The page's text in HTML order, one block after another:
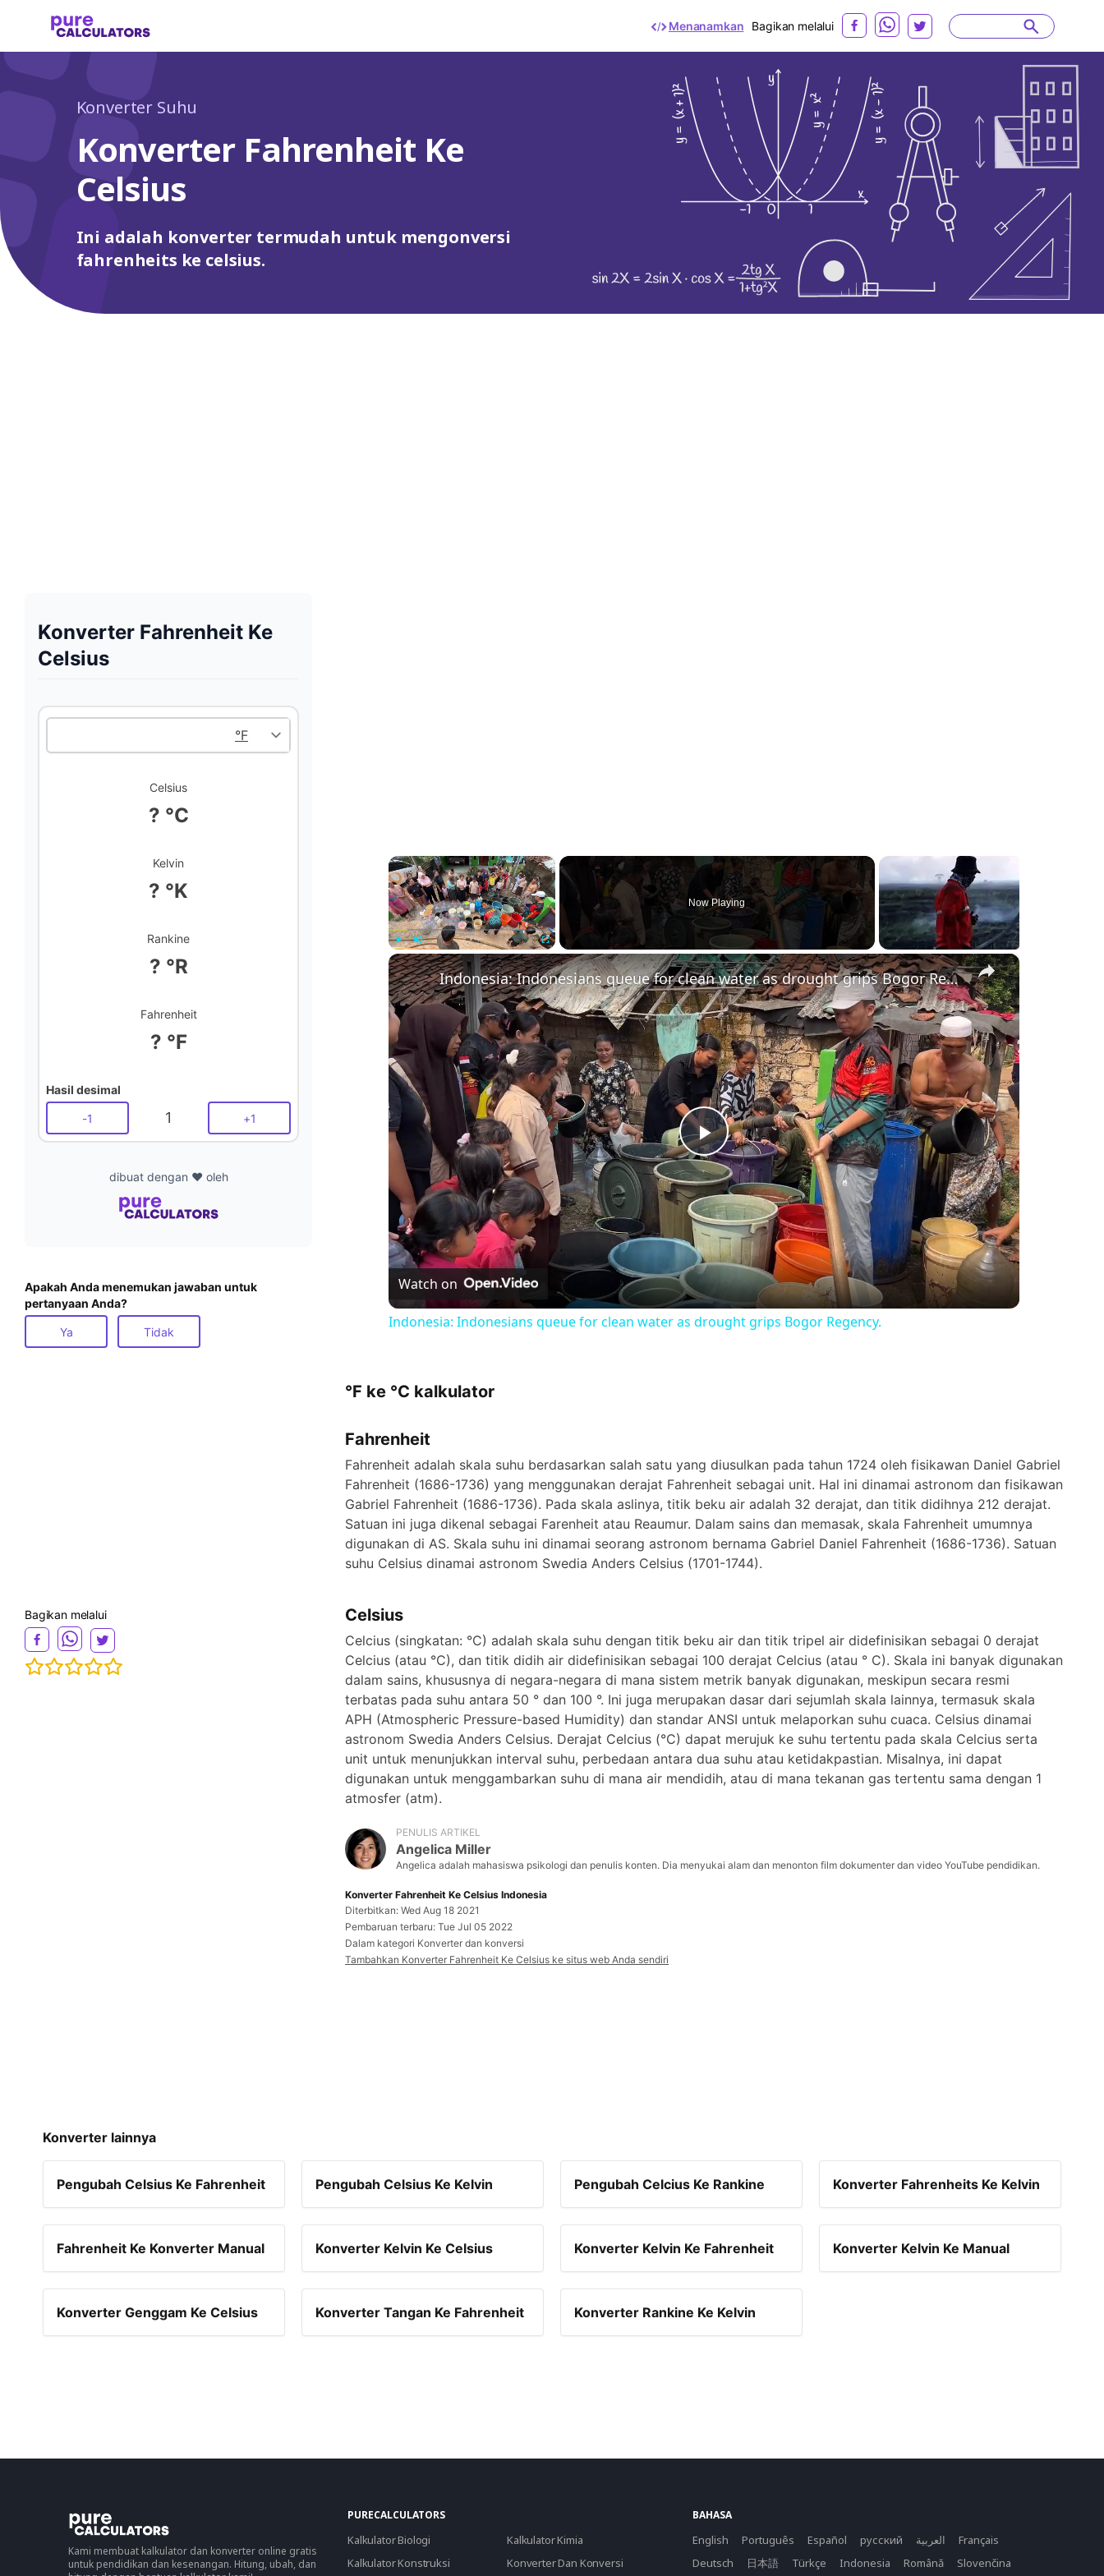
Menanamkan Bagikan melalui
Konverter Suhu
Konverter Fahrenheit Ke
Celsius
Ini adalah konverter termudah untuk mengonversi
fahrenheits ke celsius.
Konverter Fahrenheit Ke
Celsius
Celsius
? °C
Kelvin
? °K
Rankine
? °R
Fahrenheit
? °F
Hasil desimal
-1 1 +1
dibuat dengan ❤️ oleh
Apakah Anda menemukan jawaban untuk
pertanyaan Anda?
Ya Tidak
Bagikan melalui
×
Play Unmute Fullscreen
Now Playing
×
P
l
a
y
e
o
Indonesia: Indonesians queue for clean water as drought grips Bogor Regency.
Watch on
Indonesia: Indonesians queue for clean water as drought grips Bogor Regency.
°F ke °C kalkulator
Fahrenheit
Fahrenheit adalah skala suhu berdasarkan salah satu yang diusulkan pada tahun 1724 oleh fisikawan Daniel Gabriel
Fahrenheit (1686-1736) yang menggunakan derajat Fahrenheit sebagai unit. Hal ini dinamai astronom dan fisikawan
Gabriel Fahrenheit (1686-1736). Pada skala aslinya, titik beku air adalah 32 derajat, dan titik didihnya 212 derajat.
Satuan ini juga dikenal sebagai Farenheit atau Reaumur. Dalam sains dan memasak, skala Fahrenheit umumnya
digunakan di AS. Skala suhu ini dinamai seorang astronom bernama Gabriel Daniel Fahrenheit (1686-1736). Satuan
suhu Celsius dinamai astronom Swedia Anders Celsius (1701-1744).
Celsius
Celcius (singkatan: °C) adalah skala suhu dengan titik beku air dan titik tripel air didefinisikan sebagai 0 derajat
Celcius (atau °C), dan titik didih air didefinisikan sebagai 100 derajat Celcius (atau ° C). Skala ini banyak digunakan
dalam sains, khususnya di negara-negara di mana sistem metrik banyak digunakan, meskipun secara resmi
terbatas pada suhu antara 50 ° dan 100 °. Ini juga merupakan dasar dari sejumlah skala lainnya, termasuk skala
APH (Atmospheric Pressure-based Humidity) dan standar ANSI untuk melaporkan suhu cuaca. Celsius dinamai
astronom Swedia Anders Celsius. Derajat Celcius (°C) dapat merujuk ke suhu tertentu pada skala Celcius serta
unit untuk menunjukkan interval suhu, perbedaan antara dua suhu atau ketidakpastian. Misalnya, ini dapat
digunakan untuk menggambarkan suhu di mana air mendidih, atau di mana tekanan gas tertentu sama dengan 1
atmosfer (atm).
PENULIS ARTIKEL
Angelica Miller
Angelica adalah mahasiswa psikologi dan penulis konten. Dia menyukai alam dan menonton film dokumenter dan video YouTube pendidikan.
Konverter Fahrenheit Ke Celsius Indonesia
Diterbitkan: Wed Aug 18 2021
Pembaruan terbaru: Tue Jul 05 2022
Dalam kategori Konverter dan konversi
Tambahkan Konverter Fahrenheit Ke Celsius ke situs web Anda sendiri
Konverter lainnya
Pengubah Celsius Ke Fahrenheit Pengubah Celsius Ke Kelvin Pengubah Celcius Ke Rankine Konverter Fahrenheits Ke Kelvin
Fahrenheit Ke Konverter Manual Konverter Kelvin Ke Celsius Konverter Kelvin Ke Fahrenheit Konverter Kelvin Ke Manual
Konverter Genggam Ke Celsius Konverter Tangan Ke Fahrenheit Konverter Rankine Ke Kelvin
Kami membuat kalkulator dan konverter online gratis
untuk pendidikan dan kesenangan. Hitung, ubah, dan
PURECALCULATORS
Kalkulator Biologi
Kalkulator Kimia
Kalkulator Konstruksi
Konverter Dan Konversi
BAHASA
English Português Español русский العربية
Français
Deutsch
日本語 Türkçe Indonesia Română Slovenčina